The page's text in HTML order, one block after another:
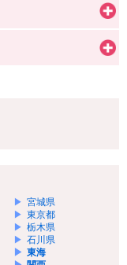
宮城県
東京都
栃木県
石川県
東海